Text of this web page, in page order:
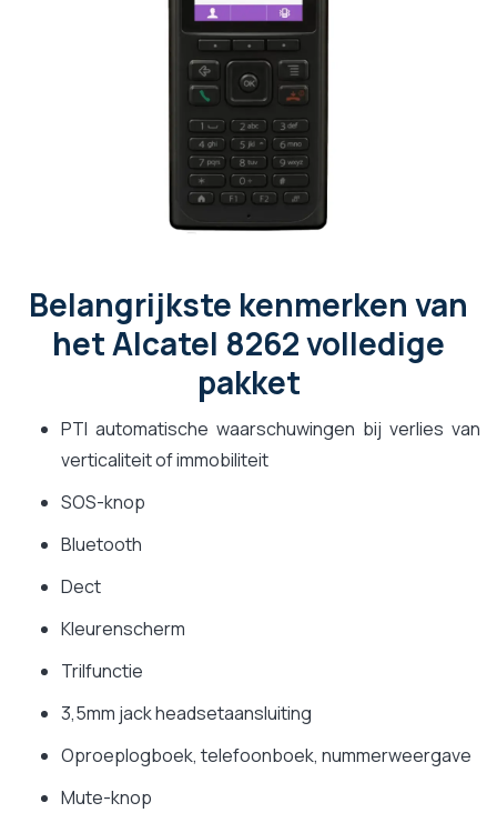
Belangrijkste kenmerken van
het Alcatel 8262 volledige
pakket
PTI automatische waarschuwingen bij verlies van
verticaliteit of immobiliteit
SOS-knop
Bluetooth
Dect
Kleurenscherm
Trilfunctie
3,5mm jack headsetaansluiting
Oproeplogboek, telefoonboek, nummerweergave
Mute-knop